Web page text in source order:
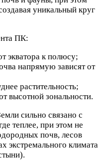
уникальный круг
ПК:
экватора к полюсу;
напрямую зависят от
растительность;
высотной зональности.
сильно связано с
теплее, при этом не
почв, лесов
экстремального климата